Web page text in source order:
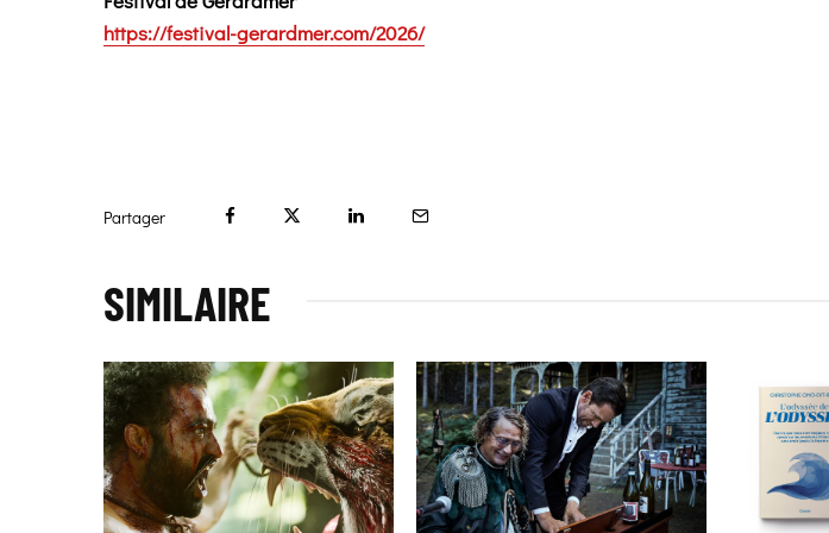
https://festival-gerardmer.com/2026/
Partager
SIMILAIRE